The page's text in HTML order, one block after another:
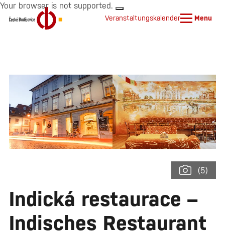
Your browser is not supported.
Veranstaltungskalender Menu
(5)
Indická restaurace –
Indisches Restaurant